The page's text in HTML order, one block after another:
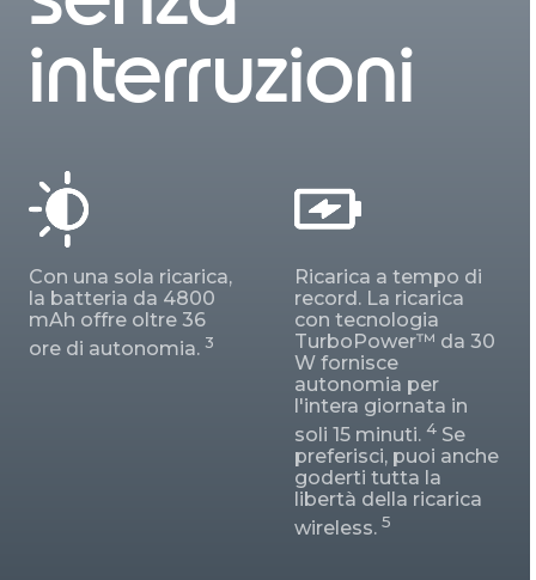
interruzioni
Con una sola ricarica,
la batteria da 4800
mAh offre oltre 36
ore di autonomia. 3
Ricarica a tempo di
record. La ricarica
con tecnologia
TurboPower™ da 30
W fornisce
autonomia per
l'intera giornata in
soli 15 minuti. 4Se
preferisci, puoi anche
goderti tutta la
libertà della ricarica
wireless. 5